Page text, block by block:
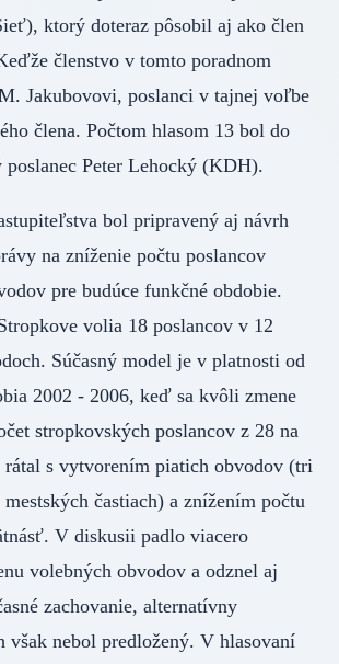
ktorý doteraz pôsobil aj ako člen
členstvo v tomto poradnom
Jakubovovi, poslanci v tajnej voľbe
člena. Počtom hlasom 13 bol do
Peter Lehocký (KDH).
bol pripravený aj návrh
na zníženie počtu poslancov
pre budúce funkčné obdobie.
volia 18 poslancov v 12
Súčasný model je v platnosti od
2002 - 2006, keď sa kvôli zmene
stropkovských poslancov z 28 na
s vytvorením piatich obvodov (tri
častiach) a znížením počtu
V diskusii padlo viacero
volebných obvodov a odznel aj
zachovanie, alternatívny
však nebol predložený. V hlasovaní